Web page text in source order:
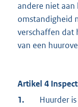
andere niet
omstandigheid
verschaffen dat
van een
Artikel 4
1.
Huurder